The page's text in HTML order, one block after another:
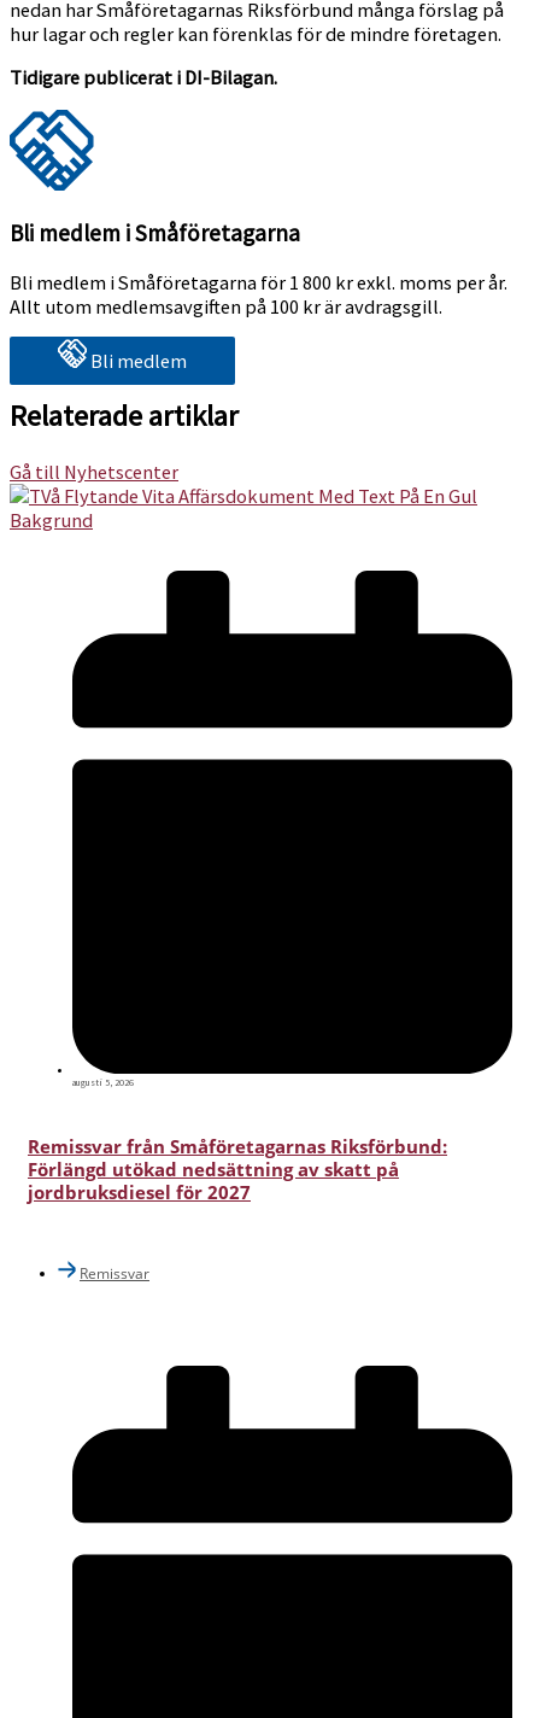
nedan har Småföretagarnas Riksförbund många förslag på
hur lagar och regler kan förenklas för de mindre företagen.
Tidigare publicerat i DI-Bilagan.
Bli medlem i Småföretagarna
Bli medlem i Småföretagarna för 1 800 kr exkl. moms per år.
Allt utom medlemsavgiften på 100 kr är avdragsgill.
Bli medlem
Relaterade artiklar
Gå till Nyhetscenter
augusti 5, 2026
Remissvar från Småföretagarnas Riksförbund:
Förlängd utökad nedsättning av skatt på
jordbruksdiesel för 2027
Remissvar